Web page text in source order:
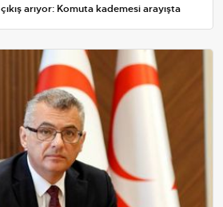
arıyor: Komuta kademesi arayışta